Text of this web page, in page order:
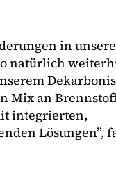
in
natürlich
Mix an
integrierten,
Lösungen”,